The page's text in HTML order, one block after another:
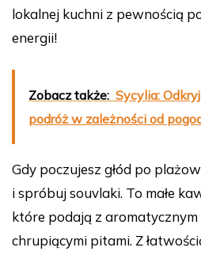
lokalnej kuchni z pewnością
energii!
Zobacz także: Sycylia:
podróż w zależności od
Gdy poczujesz głód po
i spróbuj souvlaki. To małe
które podają z
chrupiącymi pitami. Z